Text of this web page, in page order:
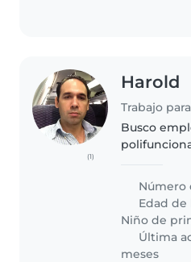
(1)
Harold
Busco
año y 5
Número
Edad de
Niño de
Última
meses